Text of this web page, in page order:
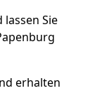
Sie
erhalten